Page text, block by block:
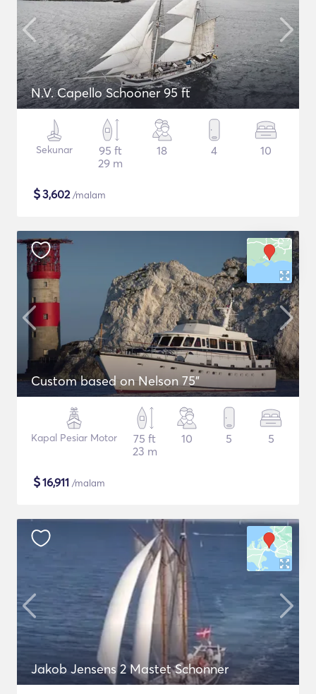
N.V. Capello Schooner 95 ft
Sekunar
95 ft
29 m
18 4 10
$3,602/malam
Custom based on Nelson 75"
Kapal Pesiar Motor
75 ft
23 m
10 5 5
$16,911 /malam
Jakob Jensens 2 Mastet Schonner